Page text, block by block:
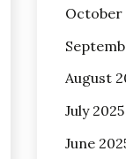
October
August
July 2025
June